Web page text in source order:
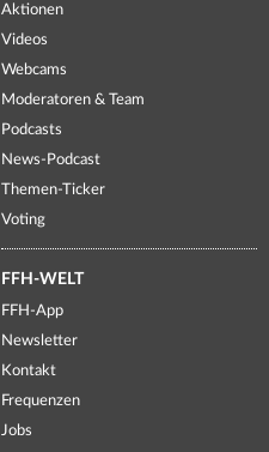
Aktionen
Videos
Webcams
Moderatoren & Team
Podcasts
News-Podcast
Themen-Ticker
Voting
FFH-WELT
FFH-App
Newsletter
Kontakt
Frequenzen
Jobs